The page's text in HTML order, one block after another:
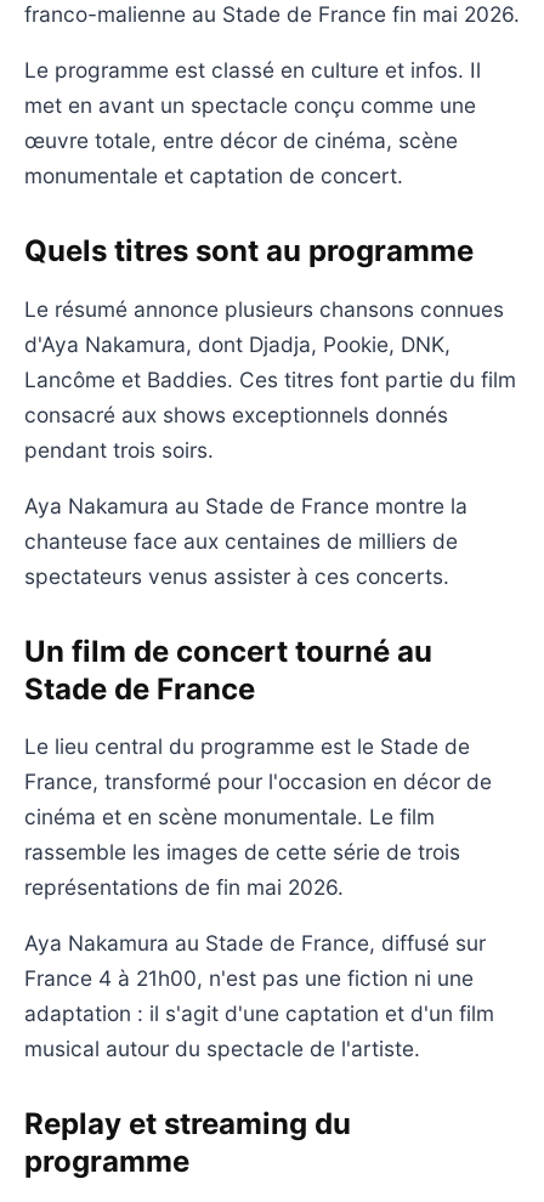
franco-malienne au Stade de France fin mai 2026.
Le programme est classé en culture et infos. Il
met en avant un spectacle conçu comme une
œuvre totale, entre décor de cinéma, scène
monumentale et captation de concert.
Quels titres sont au programme
Le résumé annonce plusieurs chansons connues
d'Aya Nakamura, dont Djadja, Pookie, DNK,
Lancôme et Baddies. Ces titres font partie du film
consacré aux shows exceptionnels donnés
pendant trois soirs.
Aya Nakamura au Stade de France montre la
chanteuse face aux centaines de milliers de
spectateurs venus assister à ces concerts.
Un film de concert tourné au
Stade de France
Le lieu central du programme est le Stade de
France, transformé pour l'occasion en décor de
cinéma et en scène monumentale. Le film
rassemble les images de cette série de trois
représentations de fin mai 2026.
Aya Nakamura au Stade de France, diffusé sur
France 4 à 21h00, n'est pas une fiction ni une
adaptation : il s'agit d'une captation et d'un film
musical autour du spectacle de l'artiste.
Replay et streaming du
programme